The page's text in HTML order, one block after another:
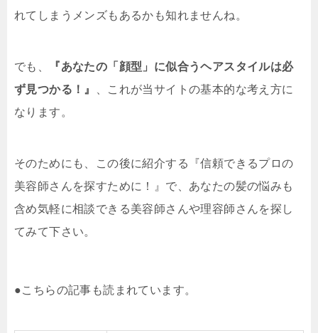
れてしまうメンズもあるかも知れませんね。
でも、
『あなたの「顔型」に似合うヘアスタイルは必
ず見つかる！』
、これが当サイトの基本的な考え方に
なります。
そのためにも、この後に紹介する『信頼できるプロの
美容師さんを探すために！』で、あなたの髪の悩みも
含め気軽に相談できる美容師さんや理容師さんを探し
てみて下さい。
●こちらの記事も読まれています。